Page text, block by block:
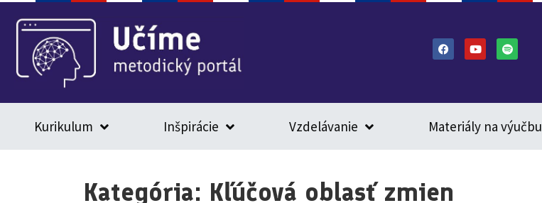
Kurikulum Inšpirácie Vzdelávanie Materiály na výučbu
Kategória: Kľúčová oblasť zmien